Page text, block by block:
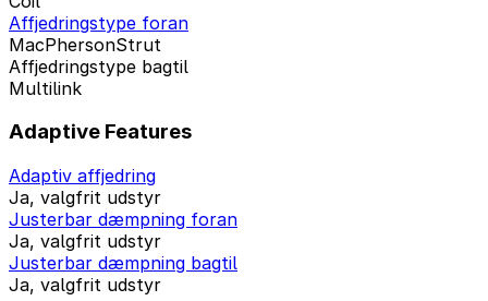
Affjedringstype foran
MacPhersonStrut
Affjedringstype bagtil
Multilink
Adaptive Features
Adaptiv affjedring
Ja, valgfrit udstyr
Justerbar dæmpning foran
Ja, valgfrit udstyr
Justerbar dæmpning bagtil
Ja, valgfrit udstyr